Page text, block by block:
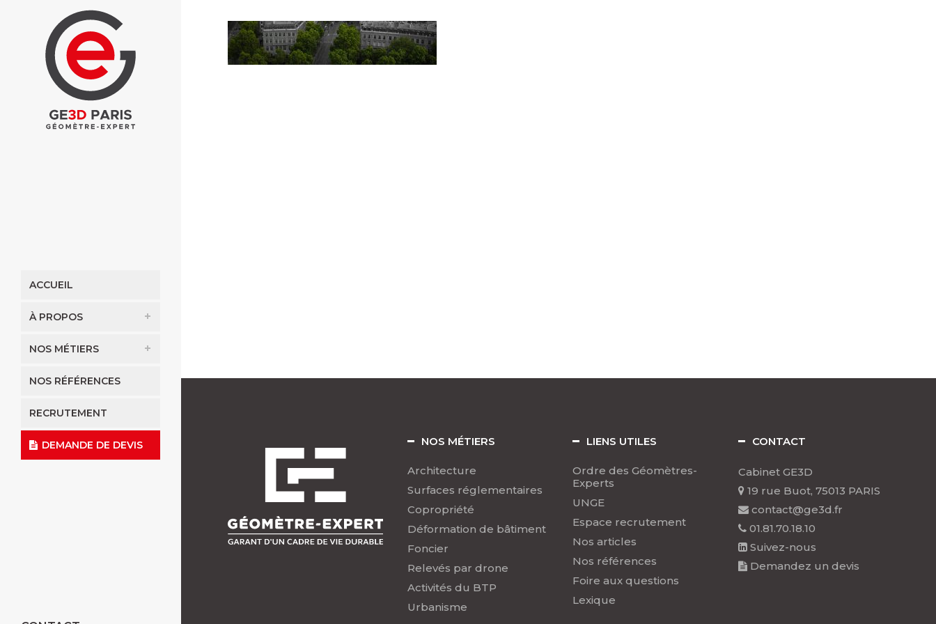
ACCUEIL
À PROPOS
NOS MÉTIERS
NOS RÉFÉRENCES
RECRUTEMENT
DEMANDE DE DEVIS NOS MÉTIERS
Architecture
Surfaces réglementaires
Copropriété
Déformation de bâtiment
Foncier
Relevés par drone
Activités du BTP
Urbanisme
LIENS UTILES
Ordre des Géomètres-
Experts
UNGE
Espace recrutement
Nos articles
Nos références
Foire aux questions
Lexique
CONTACT
Cabinet GE3D
19 rue Buot, 75013 PARIS
contact@ge3d.fr
01.81.70.18.10
Suivez-nous
Demandez un devis